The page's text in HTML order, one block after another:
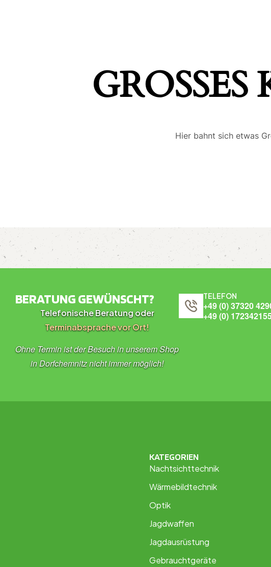
Hier bahnt sich etwas
BERATUNG GEWÜNSCHT?
Telefonische Beratung oder
Terminabsprache vor Ort!
Ohne Termin ist der Besuch in unserem Shop
in Dorfchemnitz nicht immer möglich!
TELEFON
+49 (0) 37320
+49 (0)
KATEGORIEN
Nachtsichttechnik
Wärmebildtechnik
Optik
Jagdwaffen
Jagdausrüstung
Gebrauchtgeräte